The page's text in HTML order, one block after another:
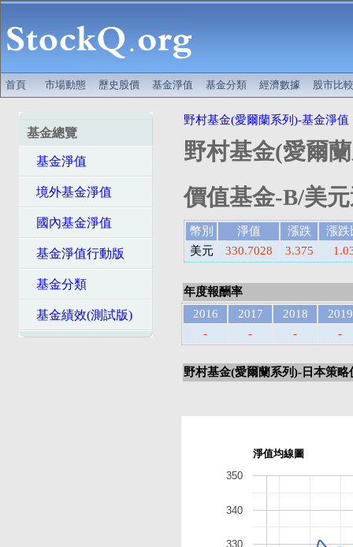
首頁 市場動態 歷史股價 基金淨值 基金分類 經濟數據 股市比較
基金總覽
基金淨值
境外基金淨值
國內基金淨值
基金淨值行動版
基金分類
基金績效(測試版)
野村基金(愛爾蘭系列)-基金淨值
野村基金(愛爾
價值基金-B/美
幣別 淨值 漲跌
漲跌
美元
330.7028 3.375
年度報酬率
2016
2017 2018
2019
-
- - -
野村基金(愛爾蘭系列)-日本策
淨值均線圖
330
340
350